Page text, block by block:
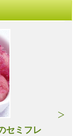
セミフレ